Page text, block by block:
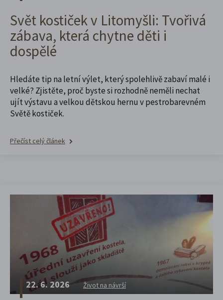
Svět kostiček v Litomyšli: Tvořivá
zábava, která chytne děti i
dospělé
Hledáte tip na letní výlet, který spolehlivě zabaví malé i
velké? Zjistěte, proč byste si rozhodně neměli nechat
ujít výstavu a velkou dětskou hernu v pestrobarevném
Světě kostiček.
Přečíst celý článek
22. 6. 2026 Život na návrší